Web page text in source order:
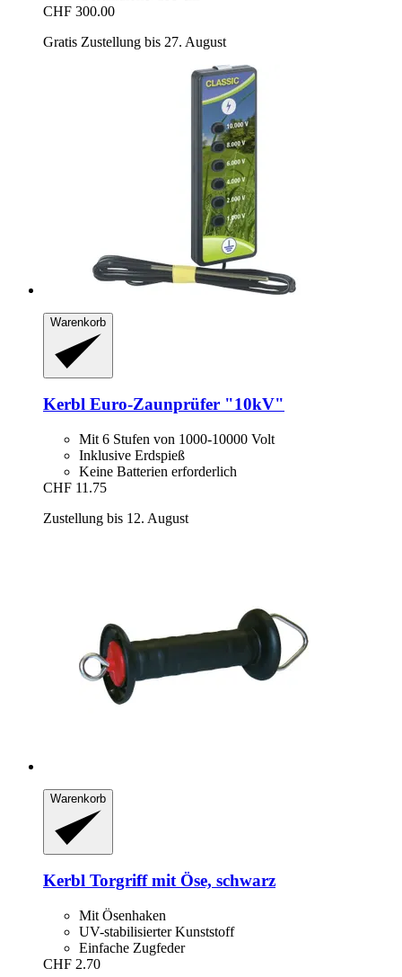
CHF 300.00
Gratis Zustellung bis 27. August
Warenkorb
Kerbl Euro-​Zaunprüfer "10kV"
Mit 6 Stufen von 1000-10000 Volt
Inklusive Erdspieß
Keine Batterien erforderlich
CHF 11.75
Zustellung bis 12. August
Warenkorb
Kerbl Torgriff mit Öse, schwarz
Mit Ösenhaken
UV-stabilisierter Kunststoff
Einfache Zugfeder
CHF 2.70